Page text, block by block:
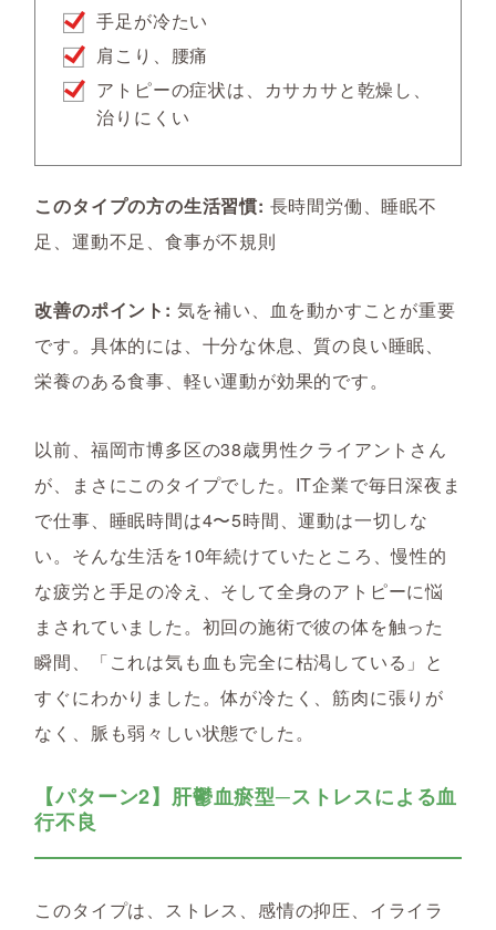
手足が冷たい
肩こり、腰痛
アトピーの症状は、カサカサと乾燥し、
治りにくい
このタイプの方の生活習慣: 長時間労働、睡眠不
足、運動不足、食事が不規則
改善のポイント: 気を補い、血を動かすことが重要
です。具体的には、十分な休息、質の良い睡眠、
栄養のある食事、軽い運動が効果的です。
以前、福岡市博多区の38歳男性クライアントさん
が、まさにこのタイプでした。IT企業で毎日深夜ま
で仕事、睡眠時間は4〜5時間、運動は一切しな
い。そんな生活を10年続けていたところ、慢性的
な疲労と手足の冷え、そして全身のアトピーに悩
まされていました。初回の施術で彼の体を触った
瞬間、「これは気も血も完全に枯渇している」と
すぐにわかりました。体が冷たく、筋肉に張りが
なく、脈も弱々しい状態でした。
【パターン2】肝鬱血瘀型─ストレスによる血
行不良
このタイプは、ストレス、感情の抑圧、イライラ